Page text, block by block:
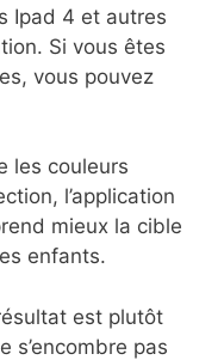
Ipad 4 et autres
Si vous êtes
vous pouvez
les couleurs
l’application
mieux la cible
enfants.
est plutôt
s’encombre pas